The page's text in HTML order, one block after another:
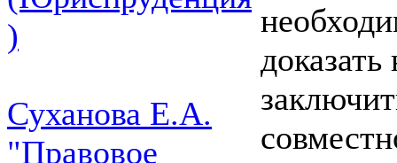
)
Суханова Е.А.
"Правовое